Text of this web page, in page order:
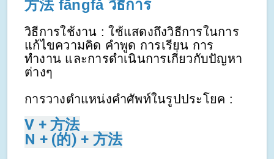
方法 fāngfǎ วิธีการ
วิธีการใช้งาน : ใช้แสดงถึงวิธีการในการ
แก้ไขความคิด คำพูด การเรียน การ
ทำงาน และการดำเนินการเกี่ยวกับปัญหา
ต่างๆ
การวางตำแหน่งคำศัพท์ในรูปประโยค :
V + 方法
N + (的) + 方法